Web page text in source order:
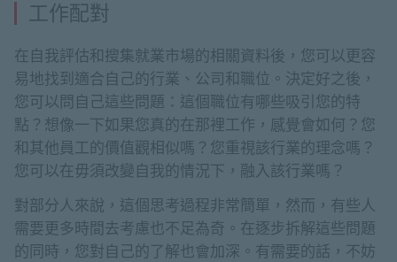
工作配對
在自我評估和搜集就業市場的相關資料後，您可以更容
易地找到適合自己的行業、公司和職位。決定好之後，
您可以問自己這些問題：這個職位有哪些吸引您的特
點？想像一下如果您真的在那裡工作，感覺會如何？您
和其他員工的價值觀相似嗎？您重視該行業的理念嗎？
您可以在毋須改變自我的情況下，融入該行業嗎？
對部分人來說，這個思考過程非常簡單，然而，有些人
需要更多時間去考慮也不足為奇。在逐步拆解這些問題
的同時，您對自己的了解也會加深。有需要的話，不妨